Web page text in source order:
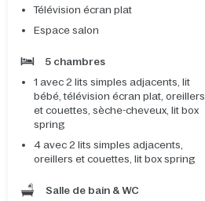
Télévision écran plat
Espace salon
5 chambres
1 avec 2 lits simples adjacents, lit
bébé, télévision écran plat, oreillers
et couettes, sèche-cheveux, lit box
spring
4 avec 2 lits simples adjacents,
oreillers et couettes, lit box spring
Salle de bain & WC